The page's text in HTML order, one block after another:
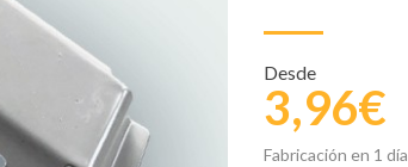
Desde
3,96€
Fabricación en 1